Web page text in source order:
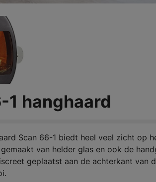
1 hanghaard
Scan 66-1 biedt heel veel zicht op
van helder glas en ook de
geplaatst aan de achterkant van